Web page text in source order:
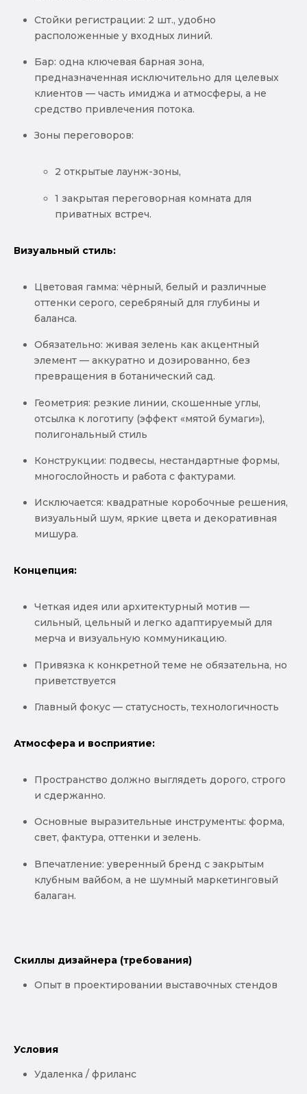
Стойки регистрации: 2 шт., удобно
расположенные у входных линий.
Бар: одна ключевая барная зона,
предназначенная исключительно для целевых
клиентов — часть имиджа и атмосферы, а не
средство привлечения потока.
Зоны переговоров:
2 открытые лаунж-зоны,
1 закрытая переговорная комната для
приватных встреч.
Визуальный стиль:
Цветовая гамма: чёрный, белый и различные
оттенки серого, серебряный для глубины и
баланса.
Обязательно: живая зелень как акцентный
элемент — аккуратно и дозированно, без
превращения в ботанический сад.
Геометрия: резкие линии, скошенные углы,
отсылка к логотипу (эффект «мятой бумаги»),
полигональный стиль
Конструкции: подвесы, нестандартные формы,
многослойность и работа с фактурами.
Исключается: квадратные коробочные решения,
визуальный шум, яркие цвета и декоративная
мишура.
Концепция:
Четкая идея или архитектурный мотив —
сильный, цельный и легко адаптируемый для
мерча и визуальную коммуникацию.
Привязка к конкретной теме не обязательна, но
приветствуется
Главный фокус — статусность, технологичность
Атмосфера и восприятие:
Пространство должно выглядеть дорого, строго
и сдержанно.
Основные выразительные инструменты: форма,
свет, фактура, оттенки и зелень.
Впечатление: уверенный бренд с закрытым
клубным вайбом, а не шумный маркетинговый
балаган.
Скиллы дизайнера (требования)
Опыт в проектировании выставочных стендов
Условия
Удаленка / фриланс